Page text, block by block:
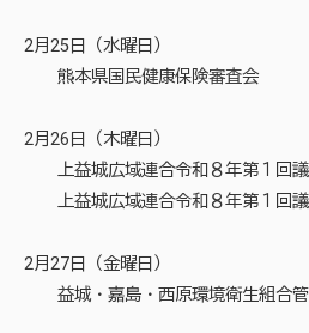
2月25日（水曜日）
熊本県国民健康保険審査会
2月26日（木曜日）
上益城広域連合令和８年第１回議
上益城広域連合令和８年第１回議
2月27日（金曜日）
益城・嘉島・西原環境衛生組合管